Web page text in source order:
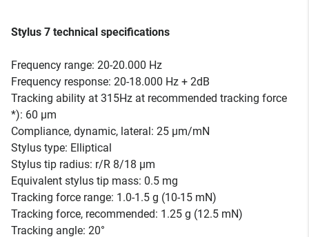
Stylus 7 technical specifications
Frequency range: 20-20.000 Hz
Frequency response: 20-18.000 Hz + 2dB
Tracking ability at 315Hz at recommended tracking force
*): 60 µm
Compliance, dynamic, lateral: 25 µm/mN
Stylus type: Elliptical
Stylus tip radius: r/R 8/18 µm
Equivalent stylus tip mass: 0.5 mg
Tracking force range: 1.0-1.5 g (10-15 mN)
Tracking force, recommended: 1.25 g (12.5 mN)
Tracking angle: 20°